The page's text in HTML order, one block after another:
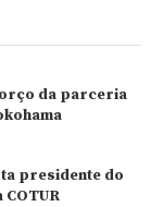
da parceria
presidente do